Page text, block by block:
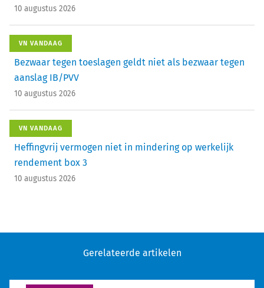
10 augustus 2026
VN VANDAAG
Bezwaar tegen toeslagen geldt niet als bezwaar tegen
aanslag IB/PVV
10 augustus 2026
VN VANDAAG
Heffingvrij vermogen niet in mindering op werkelijk
rendement box 3
10 augustus 2026
Gerelateerde artikelen